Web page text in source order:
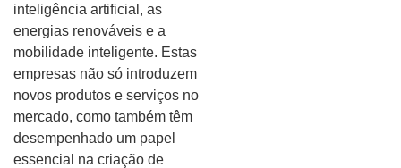
inteligência artificial, as
energias renováveis e a
mobilidade inteligente. Estas
empresas não só introduzem
novos produtos e serviços no
mercado, como também têm
desempenhado um papel
essencial na criação de